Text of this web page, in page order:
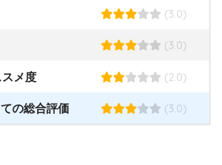
(3.0)
(3.0)
メ度 (2.0)
の総合評価 (3.0)